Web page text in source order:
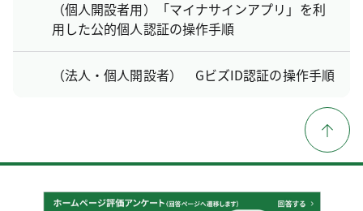
（個人開設者用）「マイナサインアプリ」を利
用した公的個人認証の操作手順
（法人・個人開設者） GビズID認証の操作手順